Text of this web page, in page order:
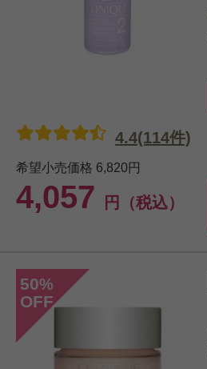
希望小売価格 6,820円
4,057 円（税込）
4.4(114件)
50%
OFF